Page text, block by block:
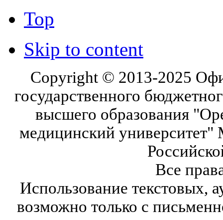
Top
Skip to content
Copyright © 2013-2025
государственного
высшего образования
медицинский университет"
Все
Использование текстовых,
возможно только с